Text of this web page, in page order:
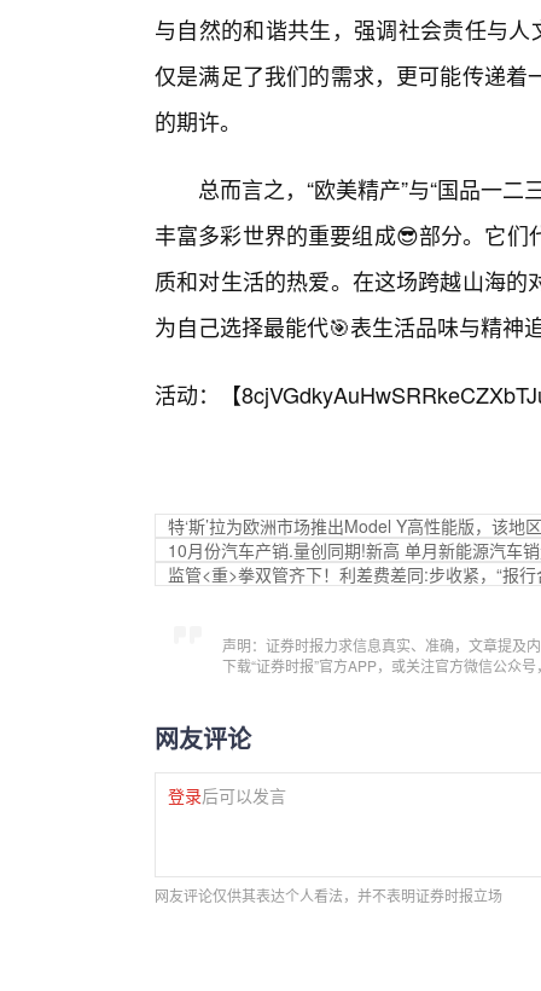
与自然的和谐共生，强调社会责任与
仅是满足了我们的需求，更可能传递
的期许。
总而言之，“欧美精产”与“国品一
丰富多彩世界的重要组成😎部分。它
质和对生活的热爱。在这场跨越山海
为自己选择最能代🎯表生活品味与精神
活动：【
特‘斯’拉为欧洲市场推出Model Y高性能版，该地
10月份汽车产销.量创同期!新高 单月新能源汽车
监管<重>拳双管齐下！利差费差同:步收紧，“报
声明：证券时报力求信息真实、准确，文章提及
下载“证券时报”官方APP，或关注官方微信公众
网友评论
登录后可以发言
网友评论仅供其表达个人看法，并不表明证券时报立场